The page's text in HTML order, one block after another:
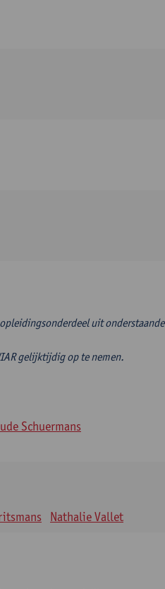
uit onderstaande
gelijktijdig op te nemen.
Schuermans
Nathalie Vallet